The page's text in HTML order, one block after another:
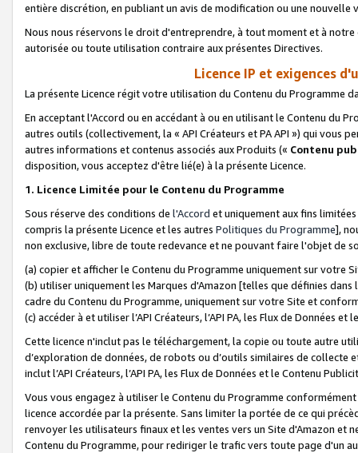
entière discrétion, en publiant un avis de modification ou une nouvelle
Nous nous réservons le droit d'entreprendre, à tout moment et à
autorisée ou toute utilisation contraire aux présentes Directives.
Licence IP et exigences
La présente Licence régit votre utilisation du Contenu du Programme
En acceptant l'Accord ou en accédant à ou en utilisant le Contenu du
autres outils (collectivement, la « API Créateurs et PA API ») qui vous
autres informations et contenus associés aux Produits (« Contenu
disposition, vous acceptez d'être lié(e) à la présente Licence.
1. Licence Limitée pour le Contenu du Programme
Sous réserve des conditions de l'Accord et uniquement aux fins
compris la présente Licence et les autres Politiques du Programme],
non exclusive, libre de toute redevance et ne pouvant faire l'objet de
(a) copier et afficher le Contenu du Programme uniquement sur votre
(b) utiliser uniquement les Marques d'Amazon [telles que définies dans
cadre du Contenu du Programme, uniquement sur votre Site et
(c) accéder à et utiliser l’API Créateurs, l’API PA, les Flux de Données
Cette licence n'inclut pas le téléchargement, la copie ou toute autre
d’exploration de données, de robots ou d’outils similaires de
inclut l’API Créateurs, l’API PA, les Flux de Données et le Contenu
Vous vous engagez à utiliser le Contenu du Programme
licence accordée par la présente. Sans limiter la portée de ce qui
renvoyer les utilisateurs finaux et les ventes vers un Site d'Amazon et
Contenu du Programme, pour rediriger le trafic vers toute page d'un